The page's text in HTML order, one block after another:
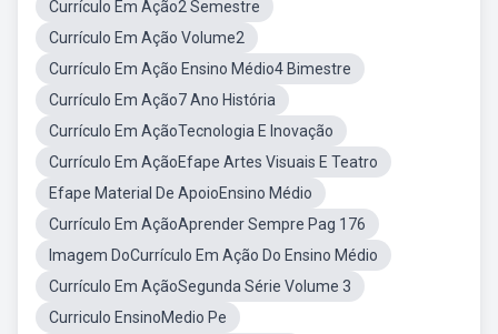
Currículo Em Ação2 Semestre
Currículo Em Ação Volume2
Currículo Em Ação Ensino Médio4 Bimestre
Currículo Em Ação7 Ano História
Currículo Em AçãoTecnologia E Inovação
Currículo Em AçãoEfape Artes Visuais E Teatro
Efape Material De ApoioEnsino Médio
Currículo Em AçãoAprender Sempre Pag 176
Imagem DoCurrículo Em Ação Do Ensino Médio
Currículo Em AçãoSegunda Série Volume 3
Curriculo EnsinoMedio Pe